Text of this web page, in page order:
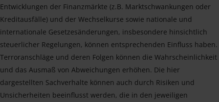
Entwicklungen der Finanzmärkte (z.B. Marktschwankungen oder
Kreditausfälle) und der Wechselkurse sowie nationale und
internationale Gesetzesänderungen, insbesondere hinsichtlich
steuerlicher Regelungen, können entsprechenden Einfluss haben.
Terroranschläge und deren Folgen können die Wahrscheinlichkeit
und das Ausmaß von Abweichungen erhöhen. Die hier
dargestellten Sachverhalte können auch durch Risiken und
Unsicherheiten beeinflusst werden, die in den jeweiligen